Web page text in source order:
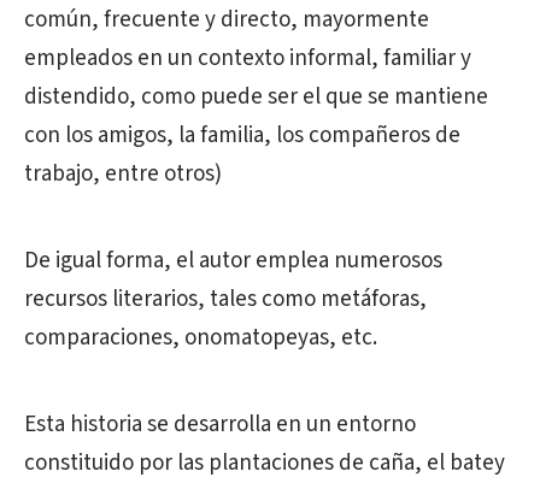
común, frecuente y directo, mayormente
empleados en un contexto informal, familiar y
distendido, como puede ser el que se mantiene
con los amigos, la familia, los compañeros de
trabajo, entre otros)
De igual forma, el autor emplea numerosos
recursos literarios, tales como metáforas,
comparaciones, onomatopeyas, etc.
Esta historia se desarrolla en un entorno
constituido por las plantaciones de caña, el batey